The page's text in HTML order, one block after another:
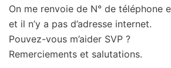
On me renvoie de N° de téléphone
et il n’y a pas d’adresse internet.
Pouvez-vous m’aider SVP ?
Remerciements et salutations.